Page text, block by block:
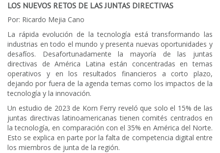
LOS NUEVOS RETOS DE LAS JUNTAS DIRECTIVAS
Por: Ricardo Mejia Cano
La rápida evolución de la tecnología está transformando las
industrias en todo el mundo y presenta nuevas oportunidades y
desafíos. Desafortunadamente la mayoría de las juntas
directivas de América Latina están concentradas en temas
operativos y en los resultados financieros a corto plazo,
dejando por fuera de la agenda temas como los impactos de la
tecnología y la innovación.
Un estudio de 2023 de Korn Ferry reveló que solo el 15% de las
juntas directivas latinoamericanas tienen comités centrados en
la tecnología, en comparación con el 35% en América del Norte.
Esto se explica en parte por la falta de competencia digital entre
los miembros de junta de la región.